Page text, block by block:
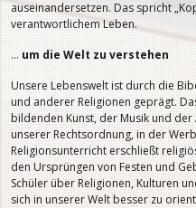
auseinandersetzen. Das spricht
verantwortlichem Leben.
… um die Welt zu verstehen
Unsere Lebenswelt ist durch die
und anderer Religionen geprägt.
bildenden Kunst, der Musik und
unserer Rechtsordnung, in der
Religionsunterricht erschließt
den Ursprüngen von Festen und
Schüler über Religionen, Kulturen
sich in unserer Welt besser zu